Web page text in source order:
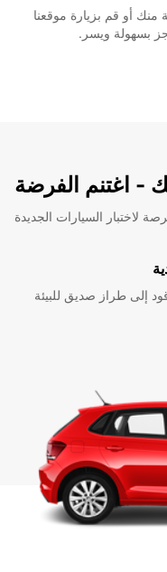
منك أو قم بزيارة موقعنا
بسهولة ويسر.
- اغتنم الفرضة
لاختبار السيارات الجديدة
إلى طراز صديق للبيئة